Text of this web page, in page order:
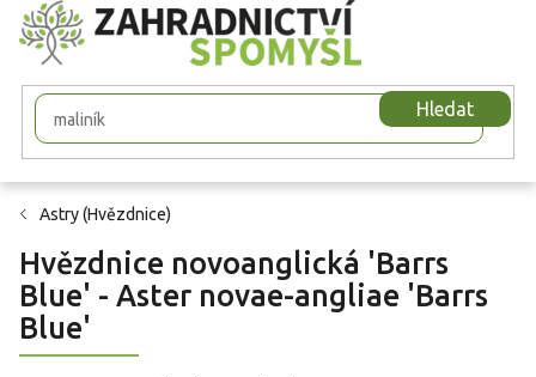
Přejít
na
obsah
Hledat
Astry (Hvězdnice)
Hvězdnice novoanglická 'Barrs
Blue' - Aster novae-angliae 'Barrs
Blue'